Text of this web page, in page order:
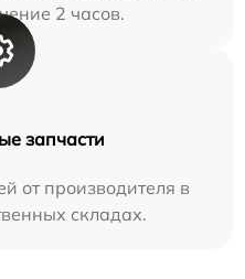
2 часов.
запчасти
от производителя в
складах.